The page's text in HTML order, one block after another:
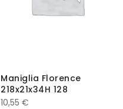
Maniglia Florence
218x21x34H 128
10,55 €